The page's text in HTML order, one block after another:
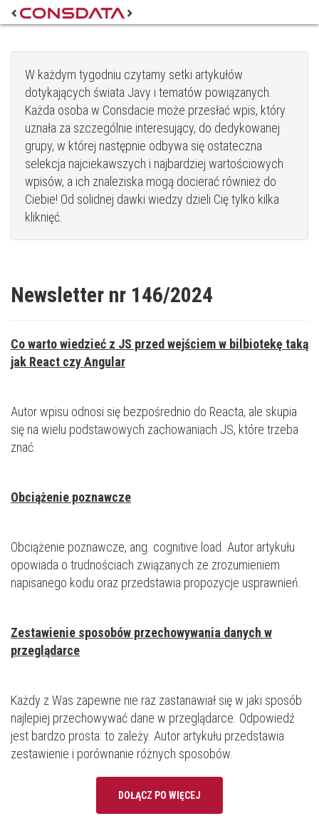
W każdym tygodniu czytamy setki artykułów
dotykających świata Javy i tematów powiązanych.
Każda osoba w Consdacie może przesłać wpis, który
uznała za szczególnie interesujący, do dedykowanej
grupy, w której następnie odbywa się ostateczna
selekcja najciekawszych i najbardziej wartościowych
wpisów, a ich znaleziska mogą docierać również do
Ciebie! Od solidnej dawki wiedzy dzieli Cię tylko kilka
kliknięć.
Newsletter nr 146/2024
Co warto wiedzieć z JS przed wejściem w bilbiotekę taką
jak React czy Angular
Autor wpisu odnosi się bezpośrednio do Reacta, ale skupia
się na wielu podstawowych zachowaniach JS, które trzeba
znać.
Obciążenie poznawcze
Obciążenie poznawcze, ang. cognitive load. Autor artykułu
opowiada o trudnościach związanych ze zrozumieniem
napisanego kodu oraz przedstawia propozycje usprawnień.
Zestawienie sposobów przechowywania danych w
przeglądarce
Każdy z Was zapewne nie raz zastanawiał się w jaki sposób
najlepiej przechowywać dane w przeglądarce. Odpowiedź
jest bardzo prosta: to zależy. Autor artykułu przedstawia
zestawienie i porównanie różnych sposobów.
DOŁĄCZ PO WIĘCEJ